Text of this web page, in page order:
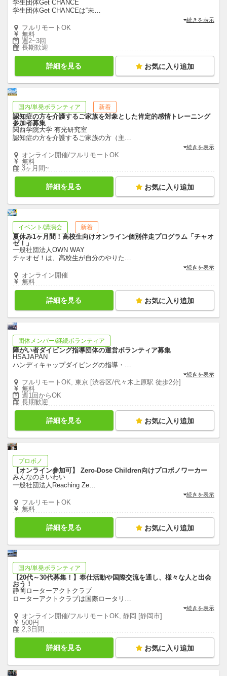
学生団体Get CHANCE
学生団体Get CHANCEは“未…
続きを表示
フルリモートOK
無料
週2~3回
長期歓迎
詳細を見る お気に入り追加
国内/単発ボランティア 新着
認知症の方を介護するご家族を対象とした肯定的感情トレーニング
参加者募集
関西学院大学 有光研究室
認知症の方を介護するご家族の方（主
続きを表示
オンライン開催/フルリモートOK
無料
3ヶ月間~
詳細を見る お気に入り追加
イベント/講演会 新着
夏休み1ヶ月間！高校生向けオンライン個別伴走プログラム「チャオ
ゼ！」
一般社団法人OWN WAY
チャオゼ！は、高校生が自分のやりた
続きを表示
オンライン開催
無料
詳細を見る お気に入り追加
団体メンバー/継続ボランティア
障がい者ダイビング指導団体の運営ボランティア募集
HSAJAPAN
ハンディキャップダイビングの指導・
続きを表示
フルリモートOK, 東京 [渋谷区/代々木上原駅 徒歩2分]
無料
週1回からOK
長期歓迎
詳細を見る お気に入り追加
プロボノ
【オンライン参加可】 Zero-Dose Children向けプロボノワーカー
みんなのさいわい
一般社団法人Reaching Ze
続きを表示
フルリモートOK
無料
詳細を見る お気に入り追加
国内/単発ボランティア
【20代～30代募集！】奉仕活動や国際交流を通し、様々な人と出会
おう！
静岡ローターアクトクラブ
ローターアクトクラブは国際ロータリ
続きを表示
オンライン開催/フルリモートOK, 静岡 [静岡市]
500円
2,3日間
詳細を見る お気に入り追加